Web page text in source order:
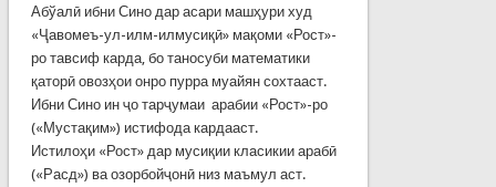
Абўалӣ ибни Сино дар асари машҳури худ
«Ҷавомеъ-ул-илм-илмусиқӣ» мақоми «Рост»-
ро тавсиф карда, бо таносуби математики
қаторӣ овозҳои онро пурра муайян сохтааст.
Ибни Сино ин ҷо тарҷумаи арабии «Рост»-ро
(«Мустақим») истифода кардааст.
Истилоҳи «Рост» дар мусиқии класикии арабӣ
(«Расд») ва озорбойҷонӣ низ маъмул аст.